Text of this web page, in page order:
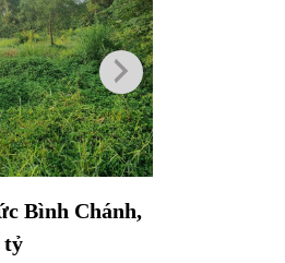
Bình Chánh,
tỷ